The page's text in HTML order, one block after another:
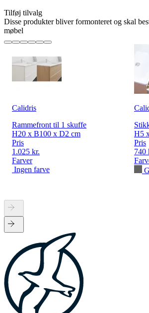
Tilføj tilvalg
Disse produkter bliver formonteret og skal
møbel
Calidris
Rammefront til 1 skuffe
H20 x B100 x D2 cm
Pris
1.025 kr.
Farver
Ingen farve
H5
Pris
740